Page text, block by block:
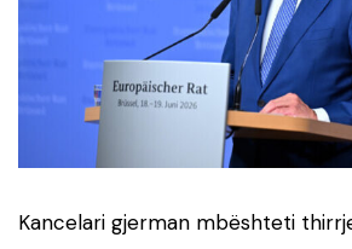
Kancelari gjerman mbështeti